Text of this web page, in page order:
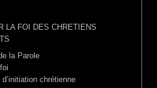
LA FOI DES CHRETIENS
la Parole
chrétienne